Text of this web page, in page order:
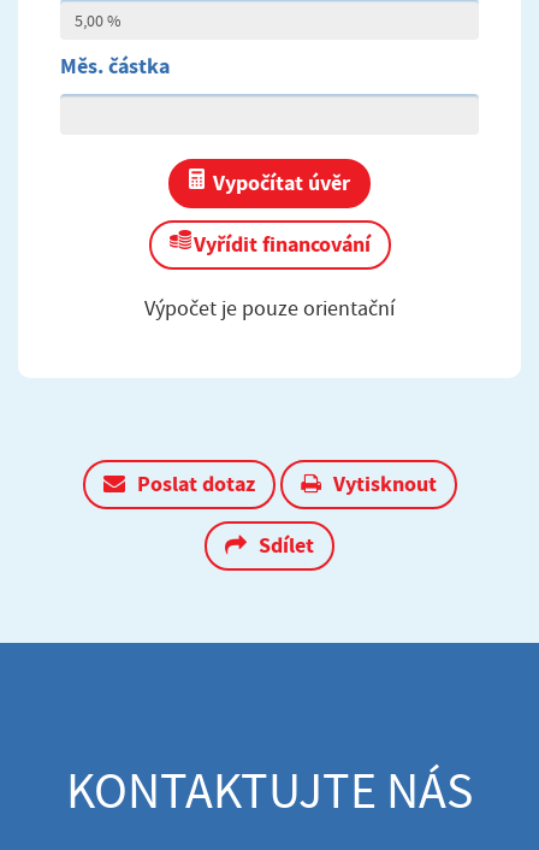
Měs. částka
Vypočítat úvěr
Vyřídit financování
Výpočet je pouze orientační
Poslat dotaz Vytisknout
Sdílet
KONTAKTUJTE NÁS